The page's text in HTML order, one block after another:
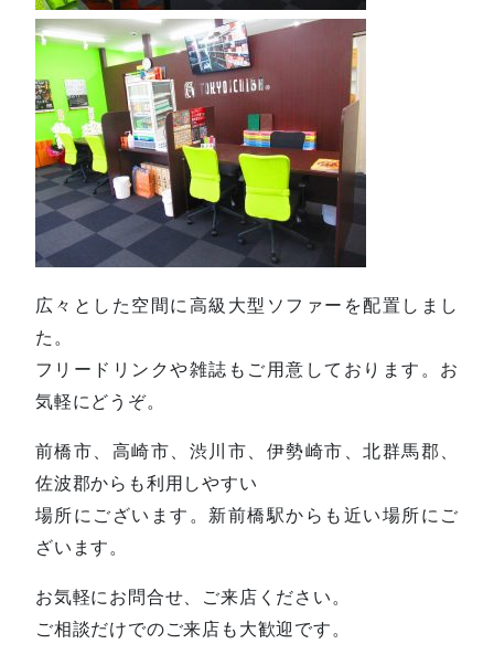
広々とした空間に高級大型ソファーを配置しまし
た。
フリードリンクや雑誌もご用意しております。お
気軽にどうぞ。
前橋市、高崎市、渋川市、伊勢崎市、北群馬郡、
佐波郡からも利用しやすい
場所にございます。新前橋駅からも近い場所にご
ざいます。
お気軽にお問合せ、ご来店ください。
ご相談だけでのご来店も大歓迎です。